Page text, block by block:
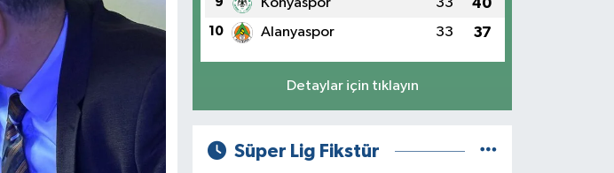
Konyaspor 33 40
10 Alanyaspor 33 37
Detaylar için tıklayın
Süper Lig Fikstür